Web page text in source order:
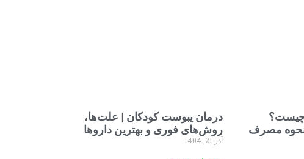
چیست؟
نحوه مصرف
درمان یبوست کودکان | علت‌ها،
روش‌های فوری و بهترین داروها
آذر 21, 1404